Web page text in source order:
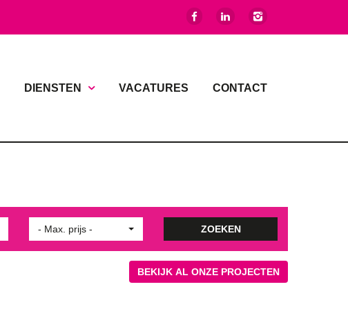
DIENSTEN VACATURES CONTACT
- Max. prijs - ZOEKEN
BEKIJK AL ONZE PROJECTEN